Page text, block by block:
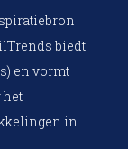
biedt
en vormt
het
in